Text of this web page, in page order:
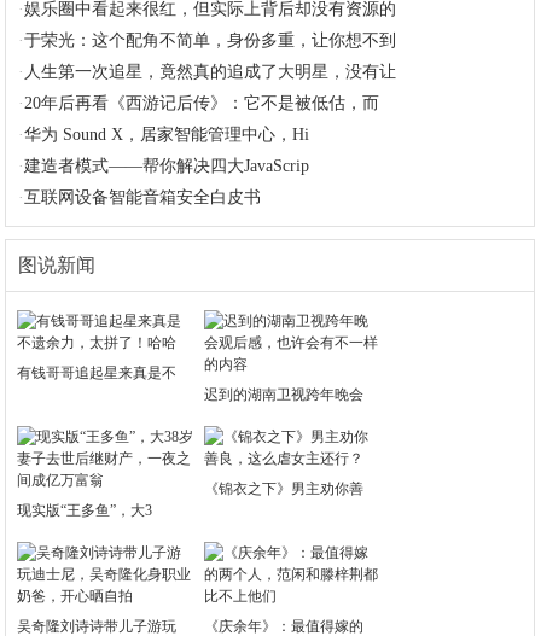
·娱乐圈中看起来很红，但实际上背后却没有资源的
·于荣光：这个配角不简单，身份多重，让你想不到
· 人生第一次追星，竟然真的追成了大明星，没有让
·20年后再看《西游记后传》：它不是被低估，而
·华为 Sound X，居家智能管理中心，Hi
·建造者模式——帮你解决四大JavaScrip
·互联网设备智能音箱安全白皮书
图说新闻
有钱哥哥追起星来真是不
迟到的湖南卫视跨年晚会
现实版“王多鱼”，大3
《锦衣之下》男主劝你善
吴奇隆刘诗诗带儿子游玩 《庆余年》：最值得嫁的